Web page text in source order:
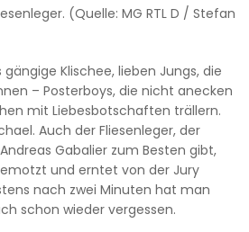
(Quelle: MG RTL D / Stefan
Klischee, lieben Jungs, die
– Posterboys, die nicht anecken
mit Liebesbotschaften trällern.
Auch der Fliesenleger, der
Gabalier zum Besten gibt,
und erntet von der Jury
nach zwei Minuten hat man
schon wieder vergessen.